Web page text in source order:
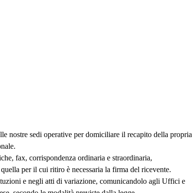
nostre sedi operative per domiciliare il recapito della propria
fax, corrispondenza ordinaria e straordinaria,
per il cui ritiro è necessaria la firma del ricevente.
e negli atti di variazione, comunicandolo agli Uffici e